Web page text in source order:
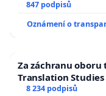
847 podpisů
Oznámení o
Za záchranu oboru
Translation
University
8 234 podpisů